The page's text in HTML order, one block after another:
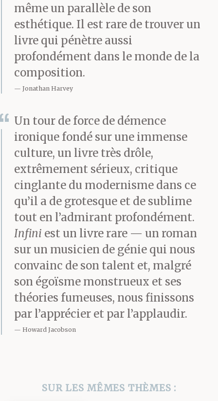
empêchera les reporters
de journaux et les
photographes de passer
ma porte. Vous ne
pouvez pas imaginer, a-
t-il dit, le degré de
paresse, de vénalité et
de fausseté de ces
journalistes. Il n’y a pas
si longtemps, a-t-il dit,
quand j’ai assisté à la
première d’une de mes
œuvres à Paris, tout ce
que les journalistes
pouvaient dire était : «
M. Pavone ne fait pas
les choses à moitié, non
œuvre entière fondée
même un parallèle de son
esthétique. Il est rare de trouver un
livre qui pénètre aussi
profondément dans le monde de la
composition.
Jonathan Harvey
Un tour de force de démence
ironique fondé sur une immense
culture, un livre très drôle,
extrêmement sérieux, critique
cinglante du modernisme dans ce
qu’il a de grotesque et de sublime
tout en l’admirant profondément.
Infini est un livre rare — un roman
sur un musicien de génie qui nous
convainc de son talent et, malgré
son égoïsme monstrueux et ses
théories fumeuses, nous finissons
par l’apprécier et par l’applaudir.
Howard Jacobson
SUR LES MÊMES THÈMES :